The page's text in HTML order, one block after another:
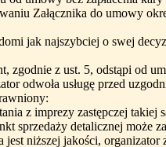
Załącznika do umowy
jak najszybciej o swej
zgodnie z ust. 5, odstąpi od
odwoła usługę przed
z imprezy zastępczej takiej
sprzedaży detalicznej może
jest niższej jakości,